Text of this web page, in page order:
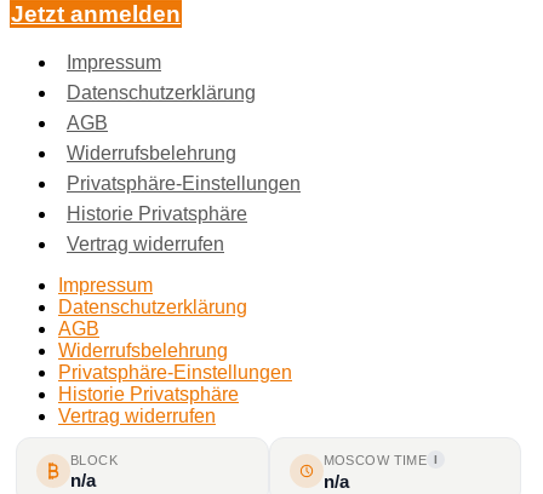
Jetzt anmelden
Impressum
Datenschutzerklärung
AGB
Widerrufsbelehrung
Privatsphäre-Einstellungen
Historie Privatsphäre
Vertrag widerrufen
Impressum
Datenschutzerklärung
AGB
Widerrufsbelehrung
Privatsphäre-Einstellungen
Historie Privatsphäre
Vertrag widerrufen
BLOCK
n/a
MOSCOW TIME I
n/a